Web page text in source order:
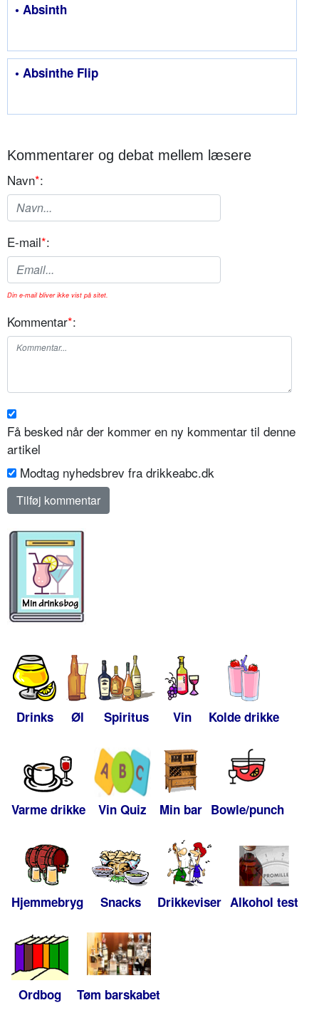
• Absinth
• Absinthe Flip
Kommentarer og debat mellem læsere
Navn*:
E-mail*:
Din e-mail bliver ikke vist på sitet.
Kommentar*:
Få besked når der kommer en ny kommentar til denne
artikel
Modtag nyhedsbrev fra drikkeabc.dk
Drinks Øl Spiritus Vin Kolde drikke
Varme drikke Vin Quiz Min bar Bowle/punch
Hjemmebryg Snacks Drikkeviser Alkohol test
Ordbog Tøm barskabet